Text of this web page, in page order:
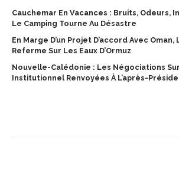
Cauchemar En Vacances : Bruits, Odeurs,
Le Camping Tourne Au Désastre
En Marge D’un Projet D’accord Avec
Referme Sur Les Eaux D’Ormuz
Nouvelle-Calédonie : Les Négociations Sur
Institutionnel Renvoyées À L’après-